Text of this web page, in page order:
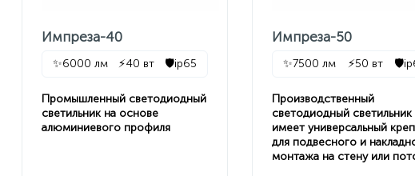
Импреза-40
✨6000 лм ⚡40 вт 🛡️ip65
Промышленный светодиодный
светильник на основе
алюминиевого профиля
Импреза-50
✨7500 лм ⚡50 вт 🛡️
Производственный
светодиодный светильник
имеет универсальный
для подвесного и
монтажа на стену или